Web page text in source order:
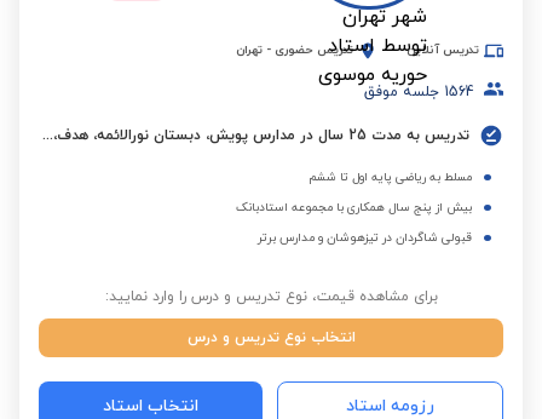
تدریس آنلاین تدریس حضوری - تهران
1564 جلسه موفق
تدریس به مدت 25 سال در مدارس پویش، دبستان نورالائمه، هدف، دکتر شاکری و ...
مسلط به ریاضی پایه اول تا ششم
بیش از پنج سال همکاری با مجموعه استادبانک
قبولی شاگردان در تیزهوشان و مدارس برتر
برای مشاهده قیمت، نوع تدریس و درس را وارد نمایید:
انتخاب نوع تدریس و درس
رزومه استاد انتخاب استاد